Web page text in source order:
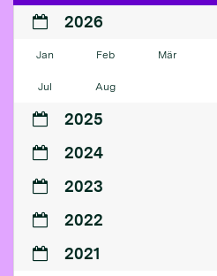
2026
Jan Feb Mär
Jul Aug
2025
2024
2023
2022
2021